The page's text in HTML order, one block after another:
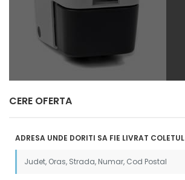
CERE OFERTA
ADRESA UNDE DORITI SA FIE LIVRAT COLETUL